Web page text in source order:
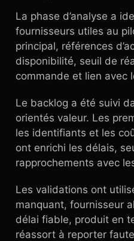
La phase d’analyse a
fournisseurs utiles au
principal, références
disponibilité, seuil de
commande et lien avec
Le backlog a été suivi
orientés valeur. Les
les identifiants et les
ont enrichi les délais,
rapprochements avec
Les validations ont
manquant, fournisseur
délai fiable, produit en
réassort à reporter